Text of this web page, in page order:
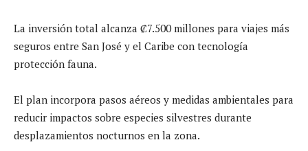
La inversión total alcanza ₡7.500 millones para viajes más
seguros entre San José y el Caribe con tecnología
protección fauna.
El plan incorpora pasos aéreos y medidas ambientales para
reducir impactos sobre especies silvestres durante
desplazamientos nocturnos en la zona.